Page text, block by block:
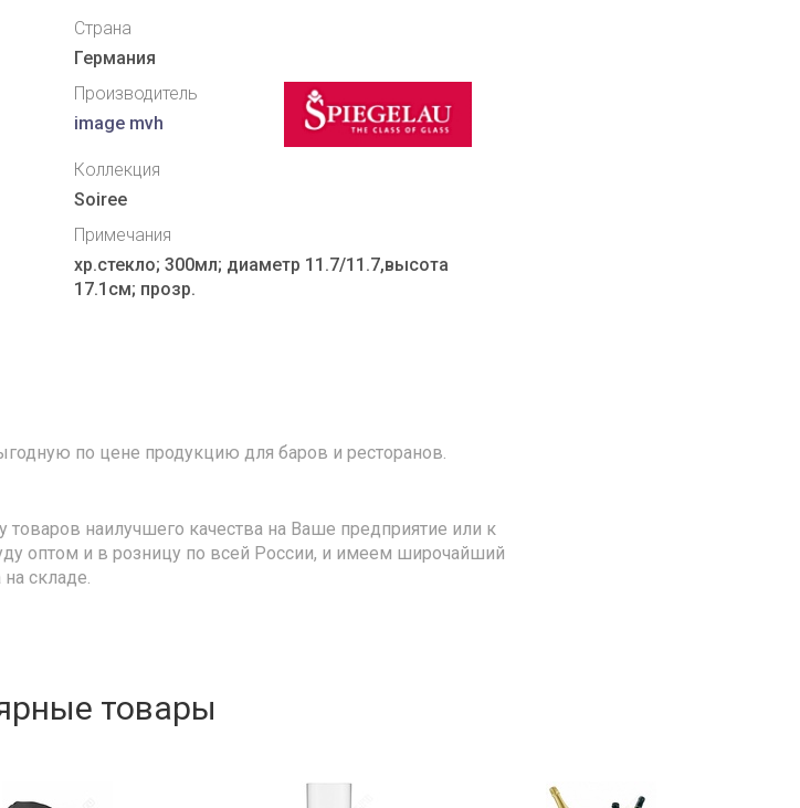
Страна
Германия
Производитель
image mvh
Коллекция
Soiree
Примечания
хр.стекло; 300мл; диаметр 11.7/11.7,высота
17.1см; прозр.
по цене продукцию для баров и ресторанов.
наилучшего качества на Ваше предприятие или к
оптом и в розницу по всей России, и имеем широчайший
складе.
товары